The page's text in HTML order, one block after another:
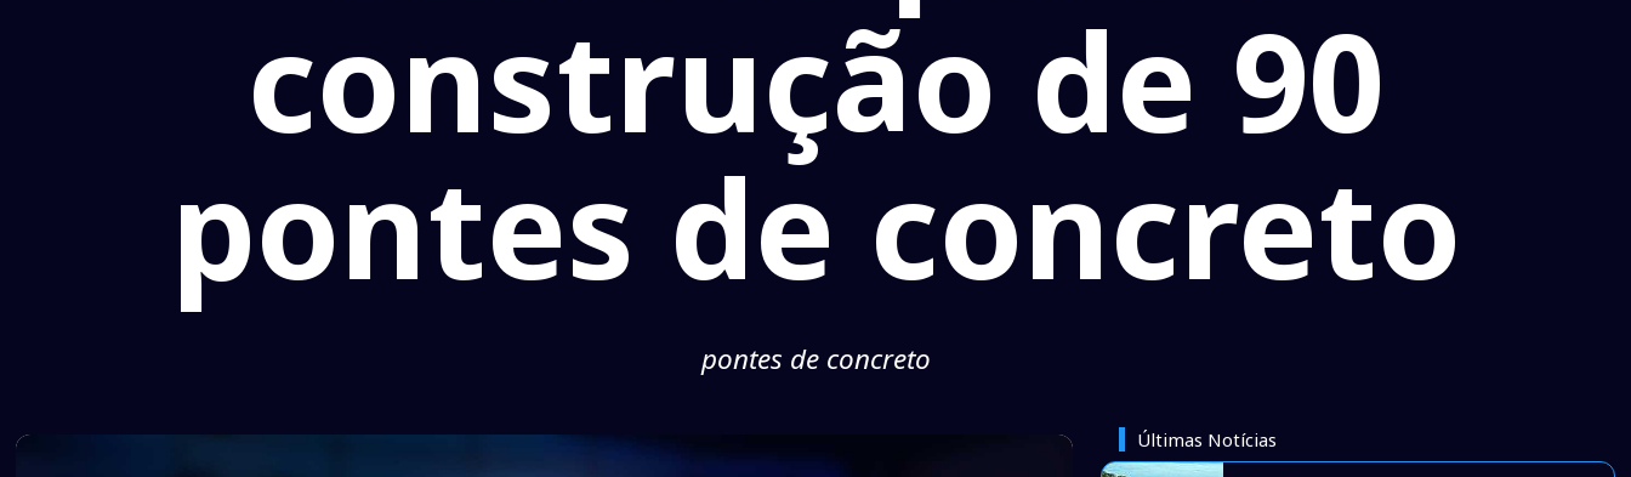
construção de 90
pontes de concreto
pontes de concreto
Últimas Notícias